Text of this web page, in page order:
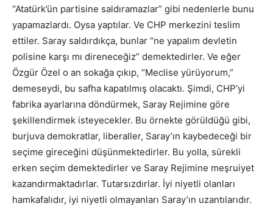
“Atatürk’ün partisine saldıramazlar” gibi nedenlerle bunu
yapamazlardı. Oysa yaptılar. Ve CHP merkezini teslim
ettiler. Saray saldırdıkça, bunlar “ne yapalım devletin
polisine karşı mı direneceğiz” demektedirler. Ve eğer
Özgür Özel o an sokağa çıkıp, “Meclise yürüyorum,”
demeseydi, bu safha kapatılmış olacaktı. Şimdi, CHP’yi
fabrika ayarlarına döndürmek, Saray Rejimine göre
şekillendirmek isteyecekler. Bu örnekte görüldüğü gibi,
burjuva demokratlar, liberaller, Saray’ın kaybedeceği bir
seçime gireceğini düşünmektedirler. Bu yolla, sürekli
erken seçim demektedirler ve Saray Rejimine meşruiyet
kazandırmaktadırlar. Tutarsızdırlar. İyi niyetli olanları
hamkafalıdır, iyi niyetli olmayanları Saray’ın uzantılarıdır.